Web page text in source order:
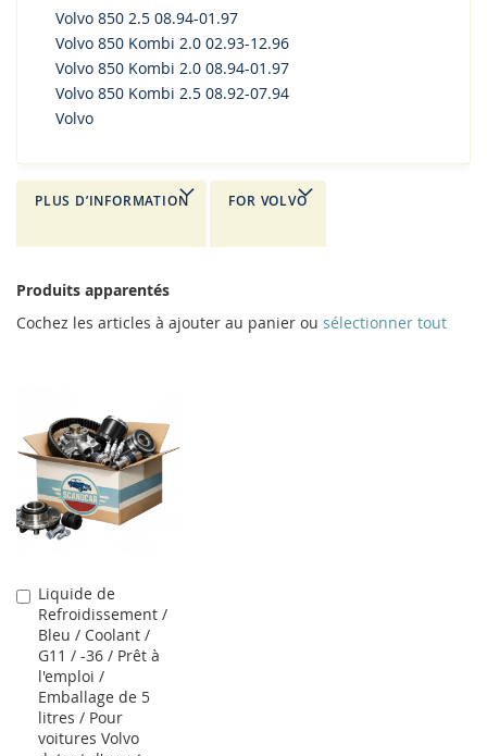
Volvo 850 2.5 08.94-01.97
Volvo 850 Kombi 2.0 02.93-12.96
Volvo 850 Kombi 2.0 08.94-01.97
Volvo 850 Kombi 2.5 08.92-07.94
Volvo
PLUS D’INFORMATION FOR VOLVO
Produits apparentés
Cochez les articles à ajouter au panier ou sélectionner tout
Liquide de
Refroidissement /
Bleu / Coolant /
G11 / -36 / Prêt à
l'emploi /
Emballage de 5
litres / Pour
voitures Volvo
Ajouter
au
panier